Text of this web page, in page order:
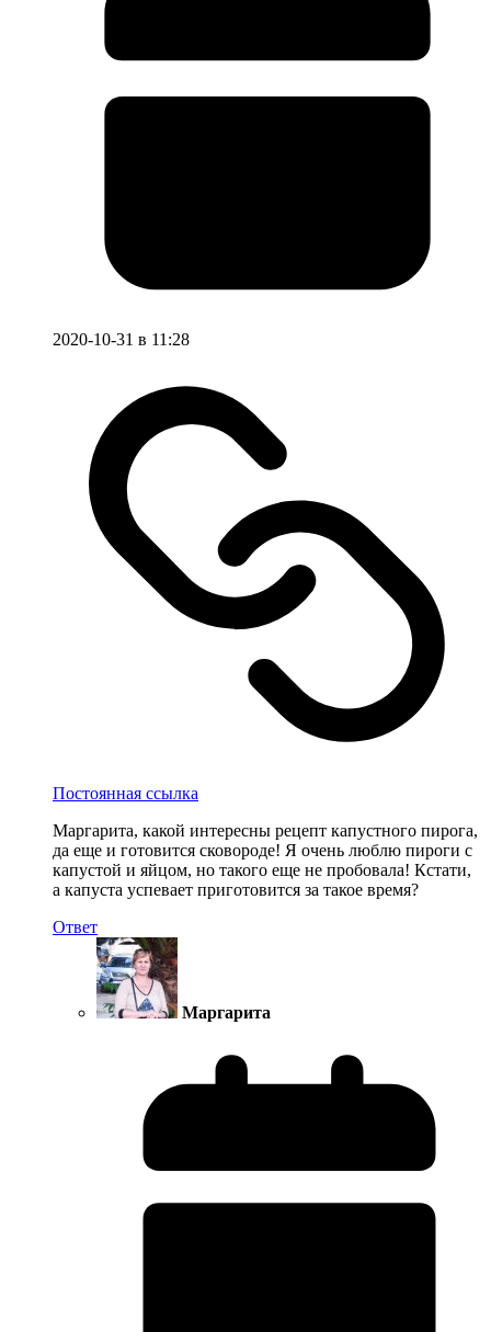
2020-10-31 в 11:28
Постоянная ссылка
Маргарита, какой интересны рецепт капустного пирога,
да еще и готовится сковороде! Я очень люблю пироги с
капустой и яйцом, но такого еще не пробовала! Кстати,
а капуста успевает приготовится за такое время?
Ответ
Маргарита